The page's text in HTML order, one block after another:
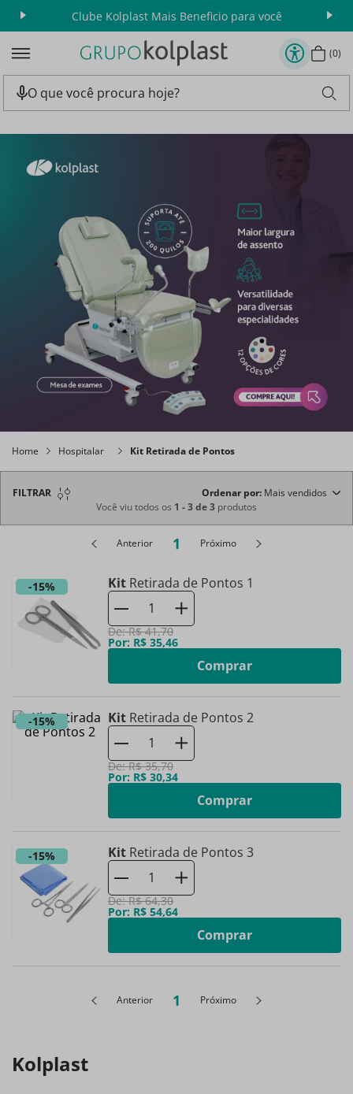
Clube Kolplast Mais Beneficio para você
0
Home Hospitalar Kit Retirada de Pontos
FILTRAR Ordenar por Mais vendidos
Você viu todos os 1 -3de3 produtos
Anterior 1 Próximo
-15% Kit Retirada de Pontos 1
De:R$ 41,70
Por: R$ 35,46
Comprar
-15% Kit Retirada de Pontos 2
De:R$ 35,70
Por: R$ 30,34
Comprar
-15% Kit Retirada de Pontos 3
De:R$ 64,30
Por: R$ 54,64
Comprar
Anterior 1 Próximo
Kolplast